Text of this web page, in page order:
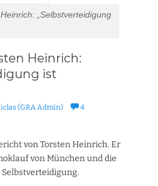
„Selbstverteidigung
Heinrich:
ist
(GRA Admin)
4
von Torsten Heinrich. Er
von München und die